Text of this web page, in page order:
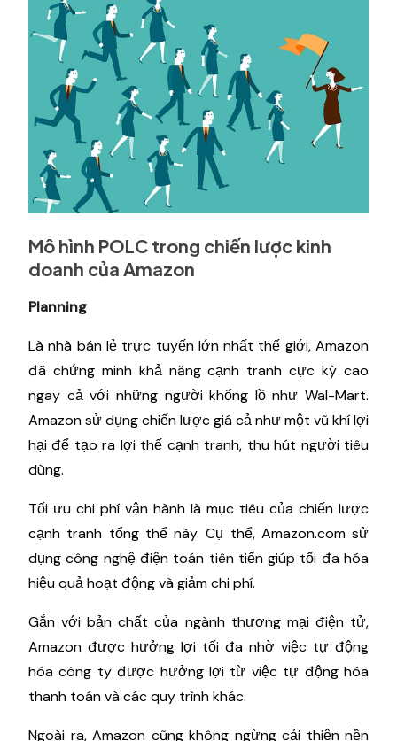
Mô hình POLC trong chiến lược kinh
doanh của Amazon
Planning
Là nhà bán lẻ trực tuyến lớn nhất thế giới, Amazon
đã chứng minh khả năng cạnh tranh cực kỳ cao
ngay cả với những người khổng lồ như Wal-Mart.
Amazon sử dụng chiến lược giá cả như một vũ khí lợi
hại để tạo ra lợi thế cạnh tranh, thu hút người tiêu
dùng.
Tối ưu chi phí vận hành là mục tiêu của chiến lược
cạnh tranh tổng thể này. Cụ thể, Amazon.com sử
dụng công nghệ điện toán tiên tiến giúp tối đa hóa
hiệu quả hoạt động và giảm chi phí.
Gắn với bản chất của ngành thương mại điện tử,
Amazon được hưởng lợi tối đa nhờ việc tự động
hóa công ty được hưởng lợi từ việc tự động hóa
thanh toán và các quy trình khác.
Ngoài ra, Amazon cũng không ngừng cải thiện nền